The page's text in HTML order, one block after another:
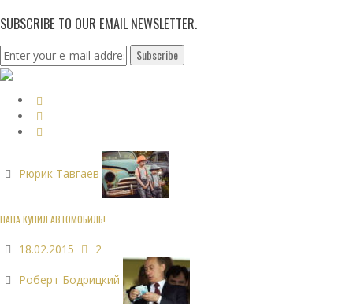
SUBSCRIBE TO OUR EMAIL NEWSLETTER.
Рюрик Тавгаев
ПАПА КУПИЛ АВТОМОБИЛЬ!
18.02.2015 2
Роберт Бодрицкий